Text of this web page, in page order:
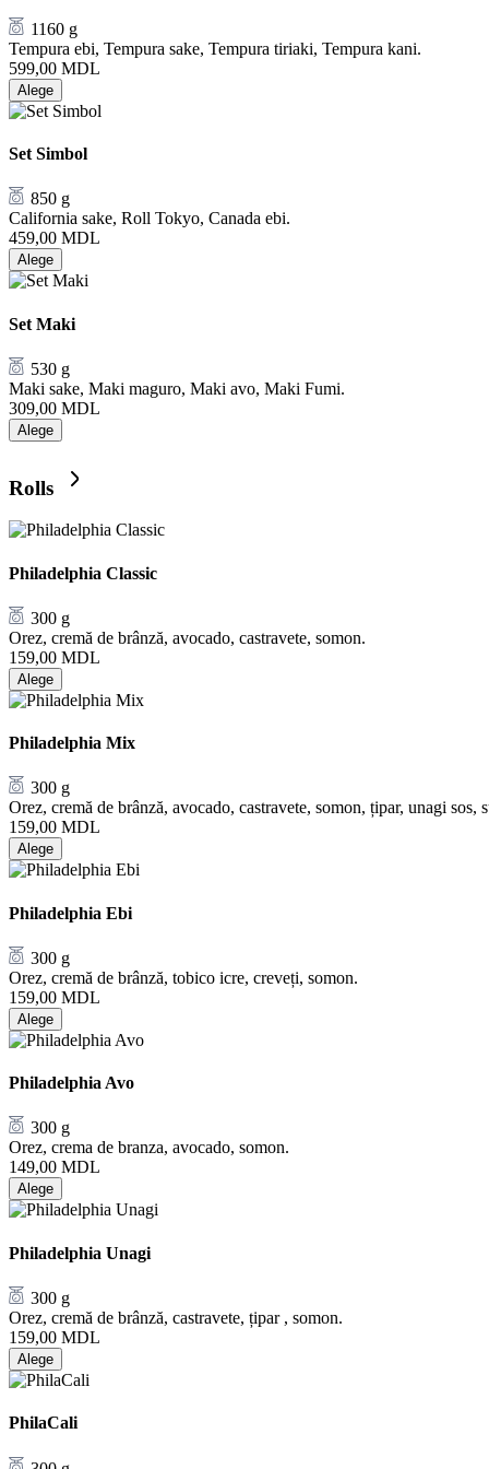
1160 g
Tempura ebi, Tempura sake, Tempura tiriaki, Tempura kani.
599,00 MDL
Alege
Set Simbol
850 g
California sake, Roll Tokyo, Canada ebi.
459,00 MDL
Alege
Set Maki
530 g
Maki sake, Maki maguro, Maki avo, Maki Fumi.
309,00 MDL
Alege
Rolls
Philadelphia Classic
300 g
Orez, cremă de brânză, avocado, castravete, somon.
159,00 MDL
Alege
Philadelphia Mix
300 g
Orez, cremă de brânză, avocado, castravete, somon, țipar, unagi sos,
159,00 MDL
Alege
Philadelphia Ebi
300 g
Orez, cremă de brânză, tobico icre, creveți, somon.
159,00 MDL
Alege
Philadelphia Avo
300 g
Orez, crema de branza, avocado, somon.
149,00 MDL
Alege
Philadelphia Unagi
300 g
Orez, cremă de brânză, castravete, țipar , somon.
159,00 MDL
Alege
PhilaCali